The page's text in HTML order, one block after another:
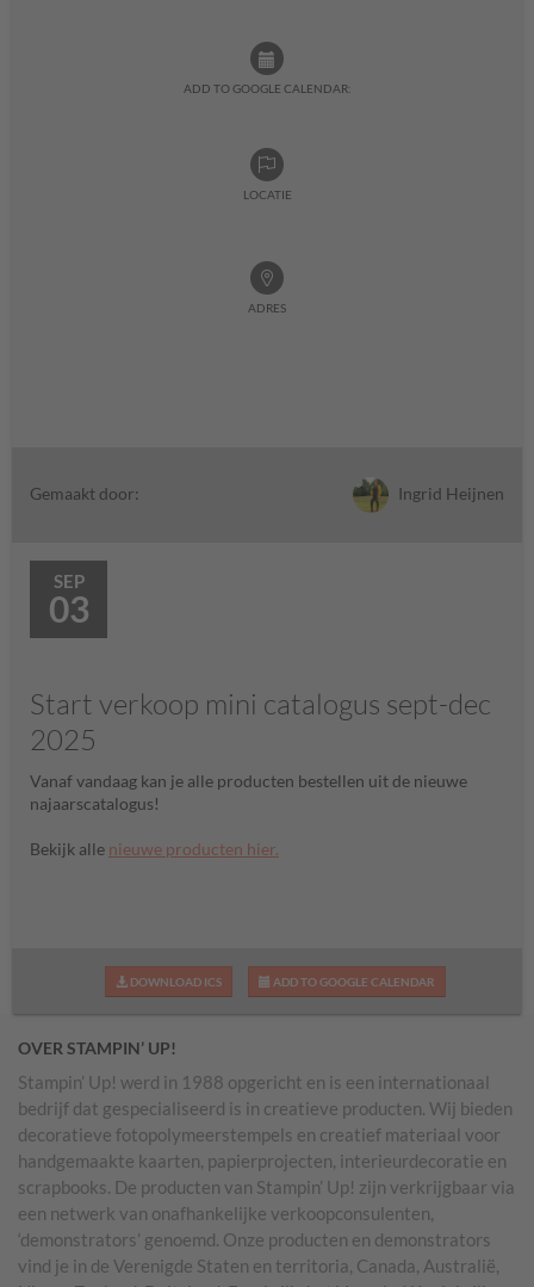
ADD TO GOOGLE CALENDAR:
LOCATIE
ADRES
Gemaakt door: Ingrid Heijnen
SEP
03
Start verkoop mini catalogus sept-dec
2025
Vanaf vandaag kan je alle producten bestellen uit de nieuwe
najaarscatalogus!
Bekijk alle nieuwe producten hier.
DOWNLOAD ICS ADD TO GOOGLE CALENDAR
OVER STAMPIN’ UP!
Stampin’ Up! werd in 1988 opgericht en is een internationaal
bedrijf dat gespecialiseerd is in creatieve producten. Wij bieden
decoratieve fotopolymeerstempels en creatief materiaal voor
handgemaakte kaarten, papierprojecten, interieurdecoratie en
scrapbooks. De producten van Stampin’ Up! zijn verkrijgbaar via
een netwerk van onafhankelijke verkoopconsulenten,
‘demonstrators’ genoemd. Onze producten en demonstrators
vind je in de Verenigde Staten en territoria, Canada, Australië,